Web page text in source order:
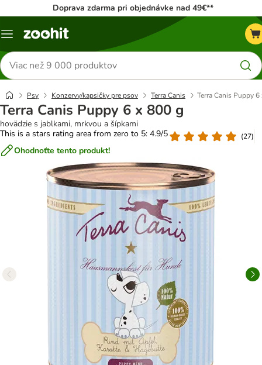
Doprava zdarma pri objednávke nad 49€**
Kategórie
Hľadať
produkty
Psy Konzervy/kapsičky pre psov Terra Canis Terra Canis Puppy
Terra Canis Puppy 6 x 800 g
hovädzie s jablkami, mrkvou a šípkami
This is a stars rating area from zero to 5: 4.9/5
(27)
Ohodnoťte tento produkt!